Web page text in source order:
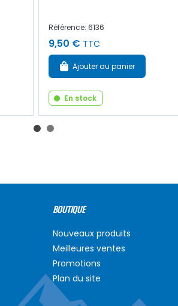
Référence: 6136
9,50 € TTC
Ajouter au panier
En stock
BOUTIQUE
Nouveaux produits
Meilleures ventes
Promotions
Plan du site